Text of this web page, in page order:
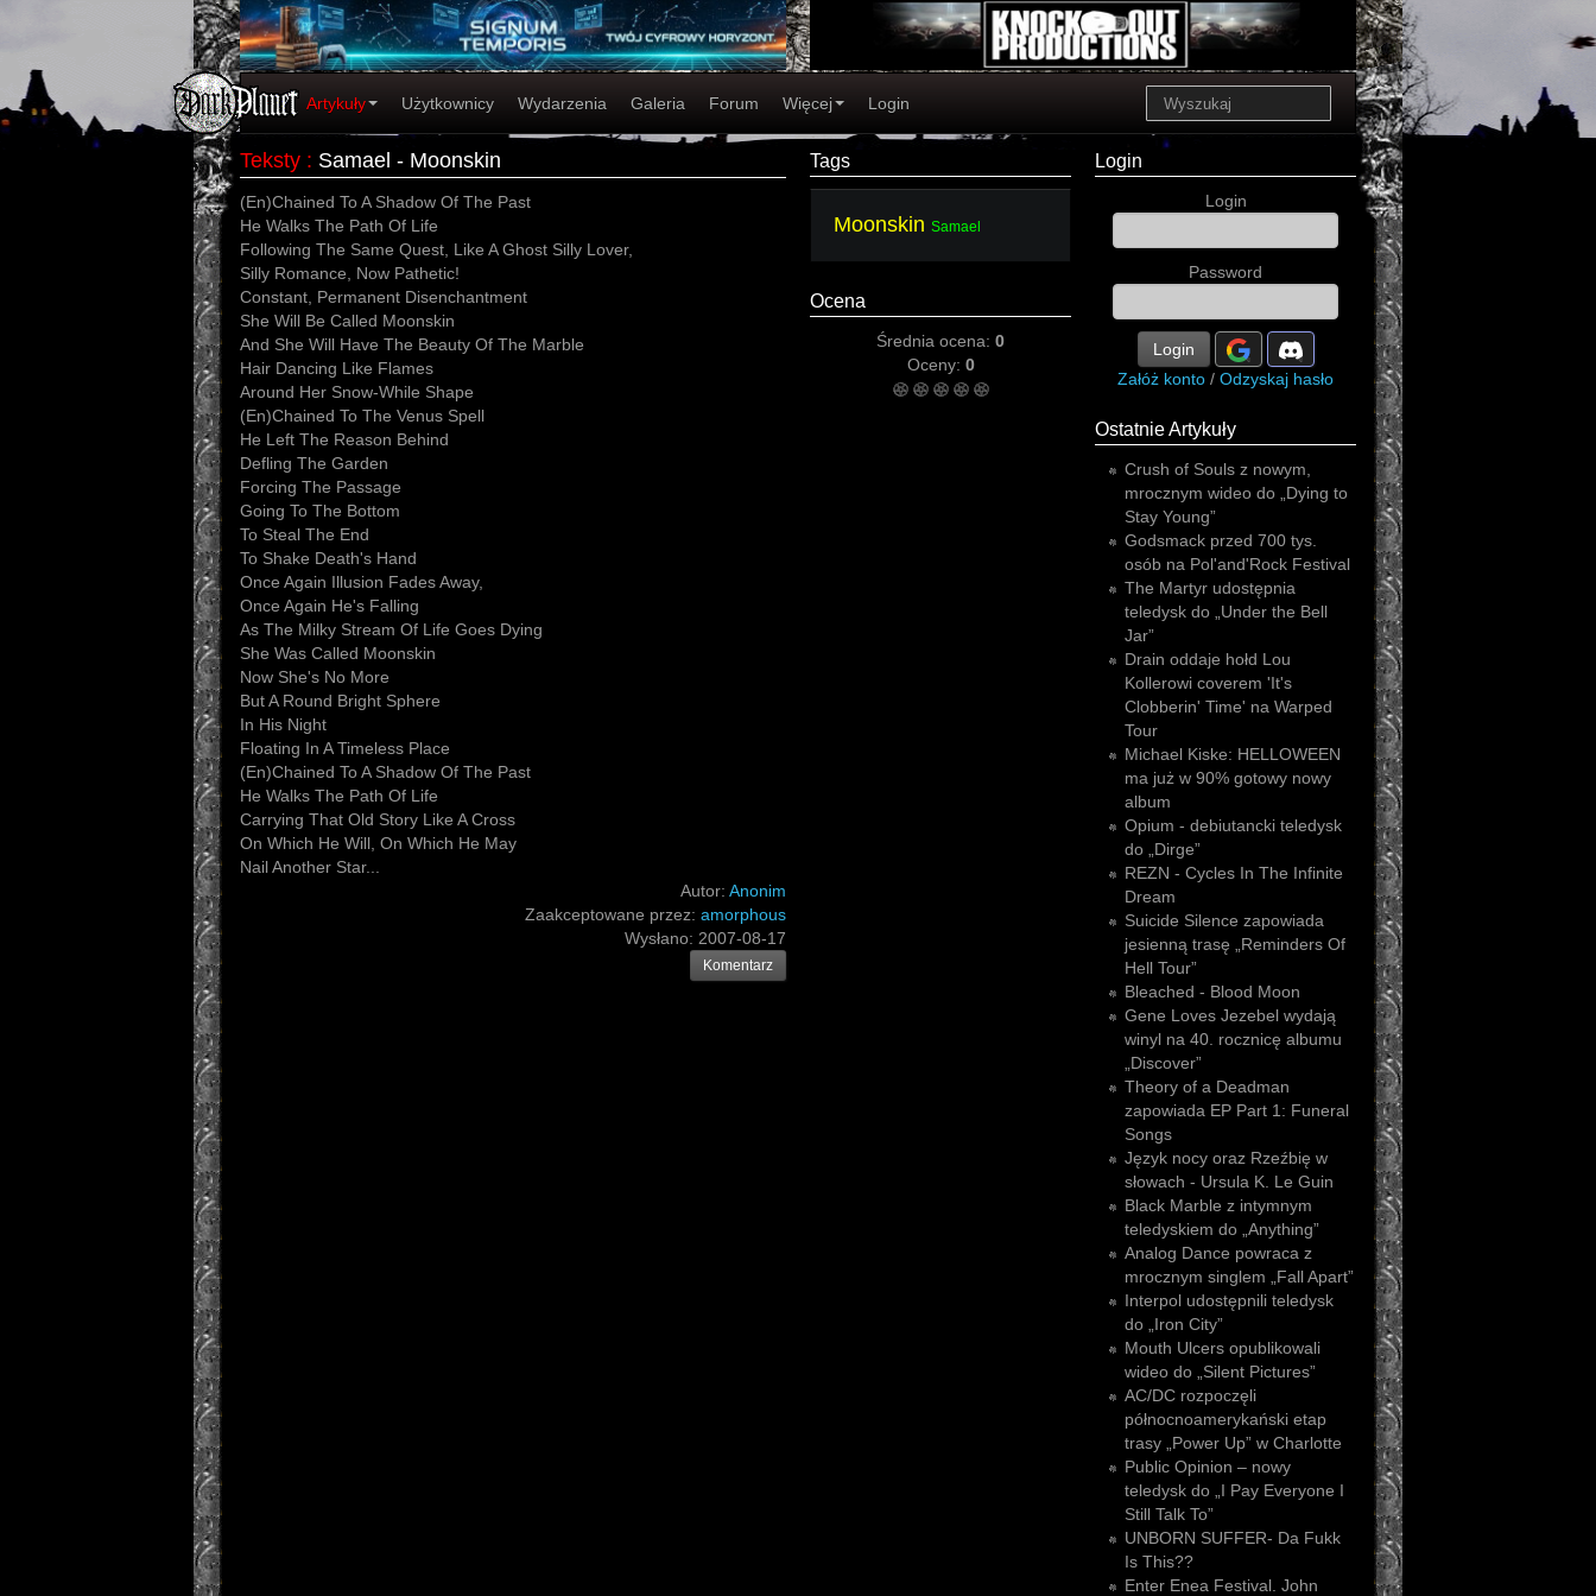
Artykuły Użytkownicy Wydarzenia Galeria Forum Więcej Login
Teksty : Samael - Moonskin
(En)Chained To A Shadow Of The Past
He Walks The Path Of Life
Following The Same Quest, Like A Ghost Silly Lover,
Silly Romance, Now Pathetic!
Constant, Permanent Disenchantment
She Will Be Called Moonskin
And She Will Have The Beauty Of The Marble
Hair Dancing Like Flames
Around Her Snow-While Shape
(En)Chained To The Venus Spell
He Left The Reason Behind
Defling The Garden
Forcing The Passage
Going To The Bottom
To Steal The End
To Shake Death's Hand
Once Again Illusion Fades Away,
Once Again He's Falling
As The Milky Stream Of Life Goes Dying
She Was Called Moonskin
Now She's No More
But A Round Bright Sphere
In His Night
Floating In A Timeless Place
(En)Chained To A Shadow Of The Past
He Walks The Path Of Life
Carrying That Old Story Like A Cross
On Which He Will, On Which He May
Nail Another Star...
Autor: Anonim
Zaakceptowane przez: amorphous
Wysłano: 2007-08-17
Komentarz
Tags
Moonskin Samael
Ocena
Średnia ocena: 0
Oceny: 0
Login
Login
Password
Login
Załóż konto / Odzyskaj hasło
Ostatnie Artykuły
Crush of Souls z nowym,
mrocznym wideo do „Dying to
Stay Young”
Godsmack przed 700 tys.
osób na Pol'and'Rock Festival
The Martyr udostępnia
teledysk do „Under the Bell
Jar”
Drain oddaje hołd Lou
Kollerowi coverem 'It's
Clobberin' Time' na Warped
Tour
Michael Kiske: HELLOWEEN
ma już w 90% gotowy nowy
album
Opium - debiutancki teledysk
do „Dirge”
REZN - Cycles In The Infinite
Dream
Suicide Silence zapowiada
jesienną trasę „Reminders Of
Hell Tour”
Bleached - Blood Moon
Gene Loves Jezebel wydają
winyl na 40. rocznicę albumu
„Discover”
Theory of a Deadman
zapowiada EP Part 1: Funeral
Songs
Język nocy oraz Rzeźbię w
słowach - Ursula K. Le Guin
Black Marble z intymnym
teledyskiem do „Anything”
Analog Dance powraca z
mrocznym singlem „Fall Apart”
Interpol udostępnili teledysk
do „Iron City”
Mouth Ulcers opublikowali
wideo do „Silent Pictures”
AC/DC rozpoczęli
północnoamerykański etap
trasy „Power Up” w Charlotte
Public Opinion – nowy
teledysk do „I Pay Everyone I
Still Talk To”
UNBORN SUFFER- Da Fukk
Is This??
Enter Enea Festival. John